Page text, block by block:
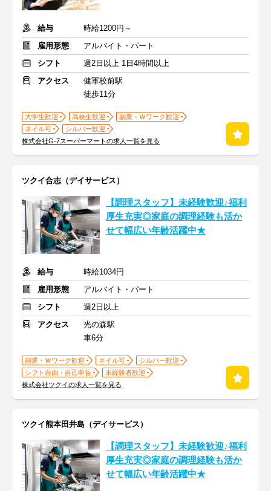
給与
時給1200円～
雇用形態
アルバイト・パート
シフト
週2日以上 1日4時間以上
アクセス
健軍校前駅
徒歩11分
大学生歓迎 高校生歓迎
副業・Ｗワーク歓迎
ネイル可
シルバー歓迎
株式会社G-7スーパーマートの求人一覧を見る
ツクイ合志（デイサービス）
【調理スタッフ】未経験歓迎♪福利
厚生充実◎家庭の調理経験も活か
せて幅広い年齢活躍中★
給与
時給1034円
雇用形態
アルバイト・パート
シフト
週2日以上
アクセス
光の森駅
車6分
副業・Ｗワーク歓迎 ネイル可
シルバー歓迎
シフト自由・自己申告
未経験者歓迎
株式会社ツクイの求人一覧を見る
ツクイ熊本田井島（デイサービス）
【調理スタッフ】未経験歓迎♪福利
厚生充実◎家庭の調理経験も活か
せて幅広い年齢活躍中★